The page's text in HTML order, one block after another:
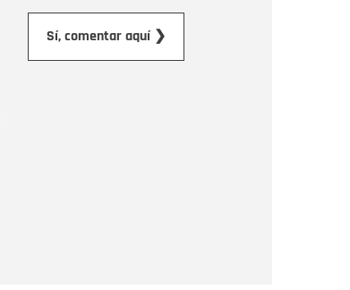
Sí, comentar aquí ❯